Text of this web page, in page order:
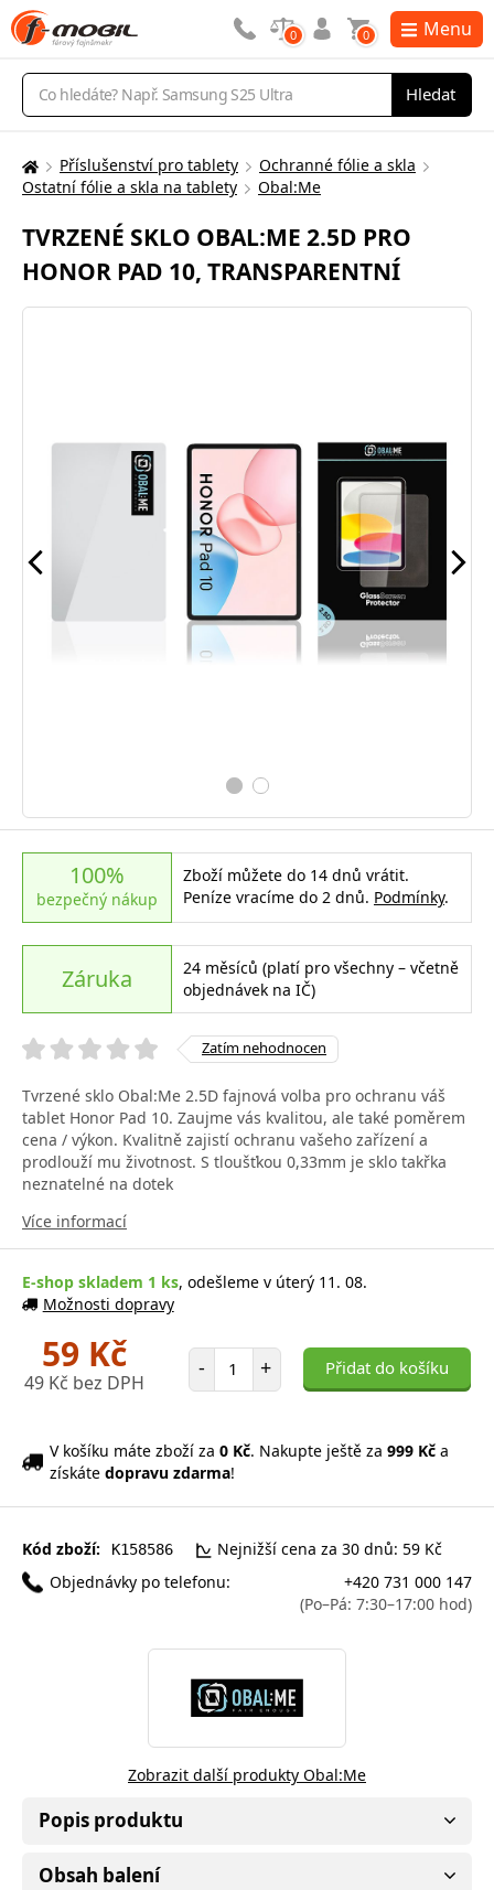
Vyhledávání
Hledat
0 0 Menu
Zde
nacházíte:
Příslušenství pro tablety
Ochranné fólie a skla
Ostatní fólie a skla na tablety
Obal:Me
TVRZENÉ SKLO OBAL:ME 2.5D PRO
HONOR PAD 10, TRANSPARENTNÍ
100%
bezpečný nákup
Zboží můžete do 14 dnů vrátit.
Peníze vracíme do 2 dnů. Podmínky.
Záruka
24 měsíců (platí pro všechny – včetně
objednávek na IČ)
Zatím nehodnocen
Tvrzené sklo Obal:Me 2.5D fajnová volba pro ochranu váš
tablet Honor Pad 10. Zaujme vás kvalitou, ale také poměrem
cena / výkon. Kvalitně zajistí ochranu vašeho zařízení a
prodlouží mu životnost. S tloušťkou 0,33mm je sklo takřka
neznatelné na dotek
Více informací
E-shop skladem 1 ks, odešleme v úterý 11. 08.
Možnosti dopravy
59 Kč
49 Kč bez DPH
- Počet položek
+ Přidat do košíku
V košíku máte zboží za 0 Kč. Nakupte ještě za 999 Kč a
získáte dopravu zdarma!
Kód zboží: K158586
Nejnižší cena za 30 dnů: 59 Kč
Objednávky po telefonu:
+420 731 000 147
(Po–Pá: 7:30–17:00 hod)
Zobrazit další produkty Obal:Me
Popis produktu
Obsah balení